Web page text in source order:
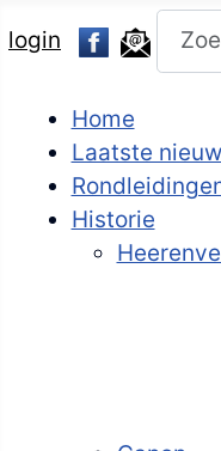
login
Home
Laatste
Historie